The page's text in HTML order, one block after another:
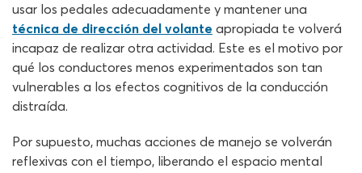
usar los pedales adecuadamente y mantener una
técnica de dirección del volante apropiada te volverá
incapaz de realizar otra actividad. Este es el motivo por
qué los conductores menos experimentados son tan
vulnerables a los efectos cognitivos de la conducción
distraída.
Por supuesto, muchas acciones de manejo se volverán
reflexivas con el tiempo, liberando el espacio mental